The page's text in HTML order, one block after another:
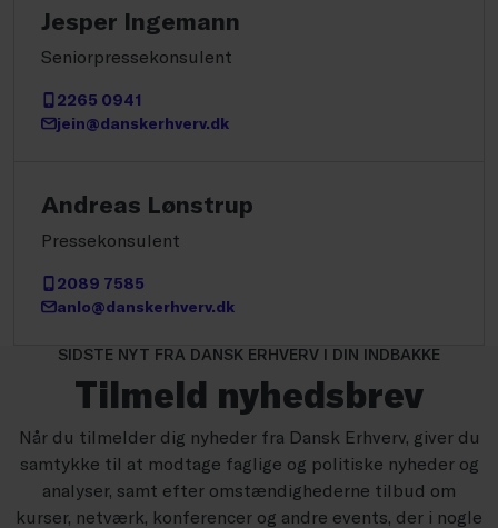
Jesper Ingemann
Seniorpressekonsulent
2265 0941
jein@danskerhverv.dk
Andreas Lønstrup
Pressekonsulent
2089 7585
anlo@danskerhverv.dk
SIDSTE NYT FRA DANSK ERHVERV I DIN INDBAKKE
Tilmeld nyhedsbrev
Når du tilmelder dig nyheder fra Dansk Erhverv, giver du
samtykke til at modtage faglige og politiske nyheder og
analyser, samt efter omstændighederne tilbud om
kurser, netværk, konferencer og andre events, der i nogle